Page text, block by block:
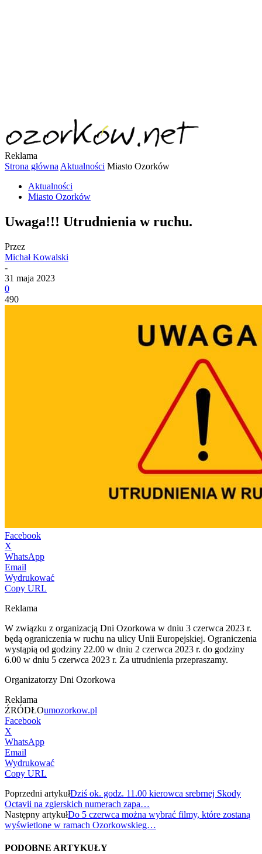
Reklama
Strona główna Aktualności Miasto Ozorków
Aktualności
Miasto Ozorków
Uwaga!!! Utrudnienia w ruchu.
Przez
Michał Kowalski
-
31 maja 2023
0
490
Facebook
X
WhatsApp
Email
Wydrukować
Copy URL
Reklama
W związku z organizacją Dni Ozorkowa w dniu 3 czerwca 2023 r.
będą ograniczenia w ruchu na ulicy Unii Europejskiej. Ograniczenia
wystąpią od godziny 22.00 w dniu 2 czerwca 2023 r. do godziny
6.00 w dniu 5 czerwca 2023 r. Za utrudnienia przepraszamy.
Organizatorzy Dni Ozorkowa
Reklama
ŹRÓDŁOumozorkow.pl
Facebook
X
WhatsApp
Email
Wydrukować
Copy URL
Poprzedni artykułDziś ok. godz. 11.00 kierowca srebrnej Skody
Octavii na zgierskich numerach zapa…
Następny artykułDo 5 czerwca można wybrać filmy, które zostaną
wyświetlone w ramach Ozorkowskieg…
PODOBNE ARTYKUŁY